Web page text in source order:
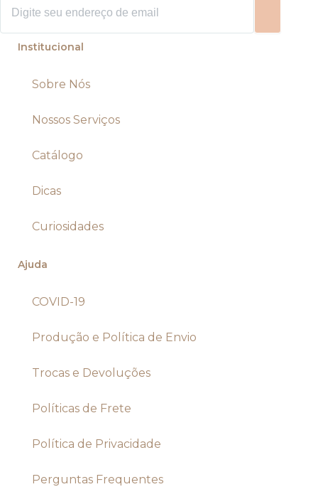
Institucional
Sobre Nós
Nossos Serviços
Catálogo
Dicas
Curiosidades
Ajuda
COVID-19
Produção e Política de Envio
Trocas e Devoluções
Políticas de Frete
Política de Privacidade
Perguntas Frequentes